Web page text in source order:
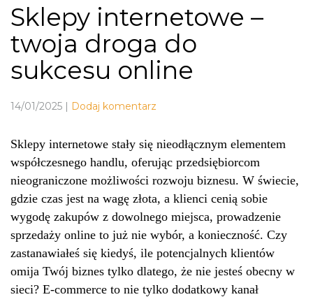
Sklepy internetowe –
twoja droga do
sukcesu online
14/01/2025 | Dodaj komentarz
Sklepy internetowe stały się nieodłącznym elementem
współczesnego handlu, oferując przedsiębiorcom
nieograniczone możliwości rozwoju biznesu. W świecie,
gdzie czas jest na wagę złota, a klienci cenią sobie
wygodę zakupów z dowolnego miejsca, prowadzenie
sprzedaży online to już nie wybór, a konieczność. Czy
zastanawiałeś się kiedyś, ile potencjalnych klientów
omija Twój biznes tylko dlatego, że nie jesteś obecny w
sieci? E-commerce to nie tylko dodatkowy kanał